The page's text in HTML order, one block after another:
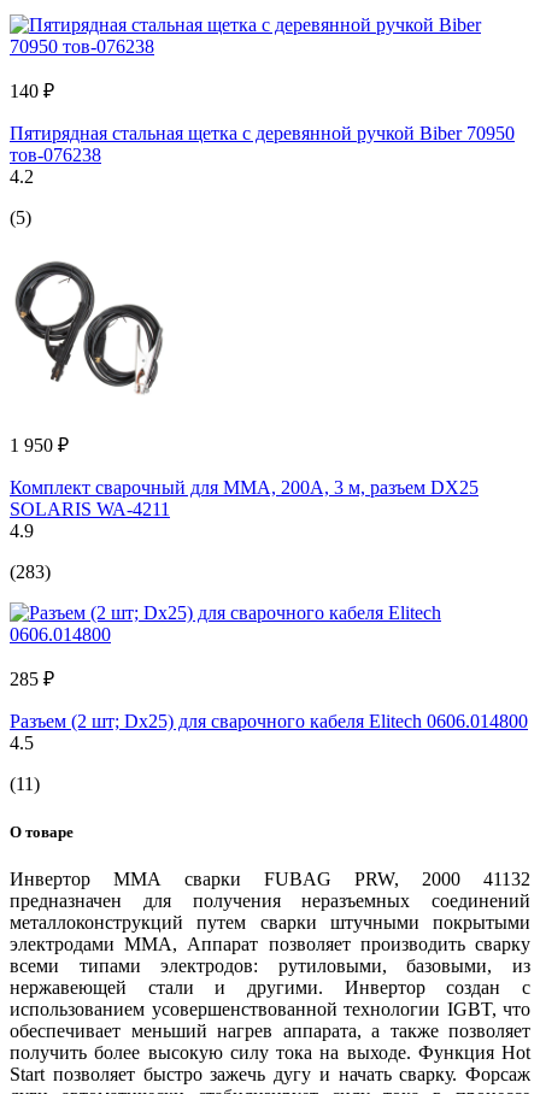
140 ₽
Пятирядная стальная щетка с деревянной ручкой Biber 70950
тов-076238
4.2
(5)
1 950 ₽
Комплект сварочный для MMA, 200А, 3 м, разъем DX25
SOLARIS WA-4211
4.9
(283)
285 ₽
Разъем (2 шт; Dx25) для сварочного кабеля Elitech 0606.014800
4.5
(11)
О товаре
Инвертор ММА сварки FUBAG PRW, 2000 41132
предназначен для получения неразъемных соединений
металлоконструкций путем сварки штучными покрытыми
электродами MMA, Аппарат позволяет производить сварку
всеми типами электродов: рутиловыми, базовыми, из
нержавеющей стали и другими. Инвертор создан с
использованием усовершенствованной технологии IGBT, что
обеспечивает меньший нагрев аппарата, а также позволяет
получить более высокую силу тока на выходе. Функция Hot
Start позволяет быстро зажечь дугу и начать сварку. Форсаж